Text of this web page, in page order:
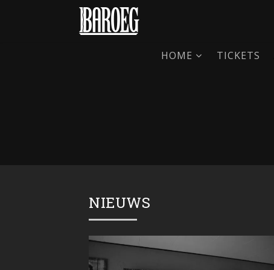
HOME TICKETS
NIEUWS